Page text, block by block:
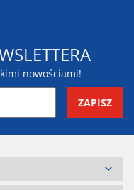
nowościami!